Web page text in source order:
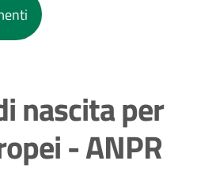
nascita per
- ANPR